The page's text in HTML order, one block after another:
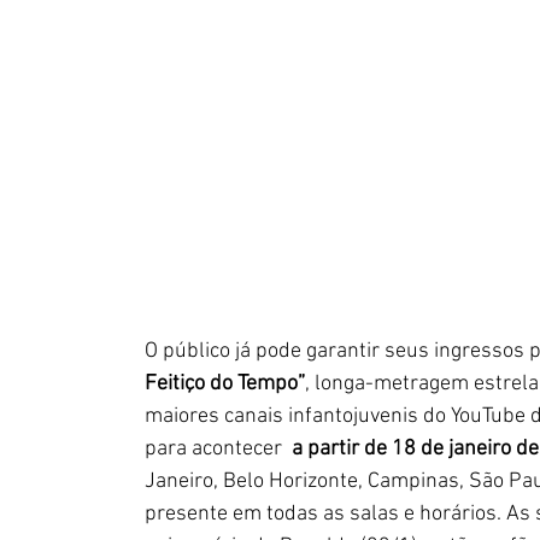
O público já pode garantir seus ingressos
Feitiço do Tempo”, longa-metragem
maiores canais infantojuvenis do
para acontecer a partir de 18 de janeiro
Janeiro, Belo Horizonte, Campinas, São
presente em todas as salas e horários.